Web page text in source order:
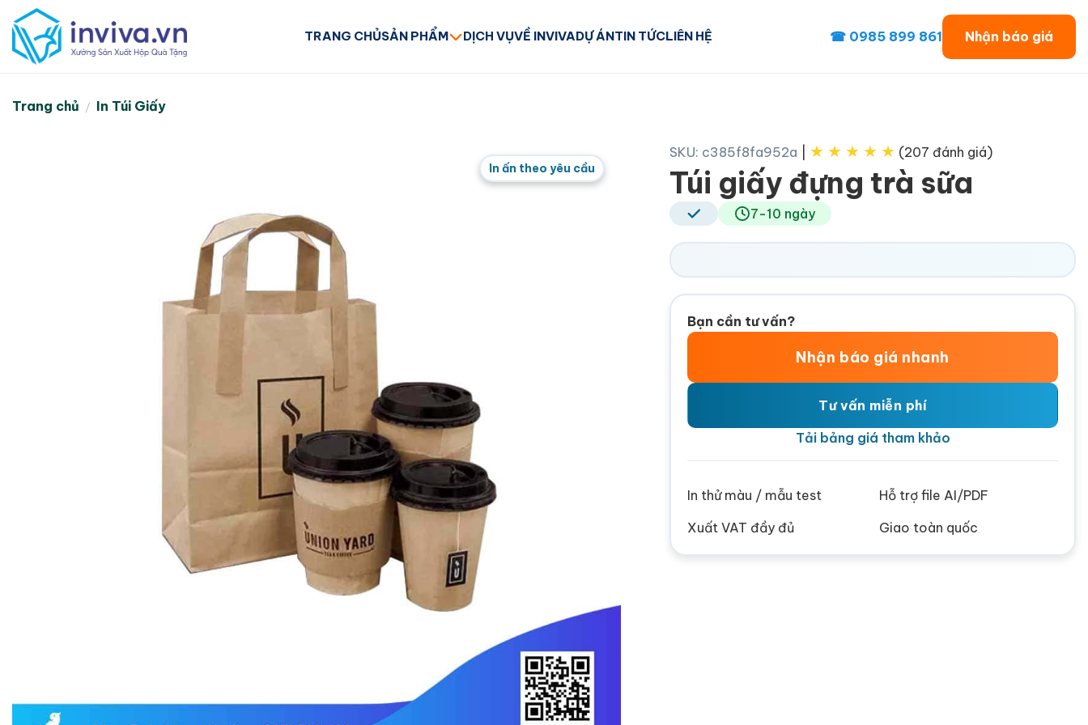
to
content
TRANG CHỦSẢN PHẨM DỊCH VỤVỀ INVIVADỰ ÁNTIN TỨCLIÊN HỆ ☎ 0985 899 861 Nhận báo giá
Trang chủ / In Túi Giấy
In ấn theo yêu cầu
SKU: c385f8fa952a ★ ★ ★ ★ ★ (207 đánh giá)
Túi giấy đựng trà sữa
7-10 ngày
Bạn cần tư vấn?
Nhận báo giá nhanh
Tư vấn miễn phí
Tải bảng giá tham khảo
In thử màu / mẫu test
Hỗ trợ file AI/PDF
Xuất VAT đầy đủ
Giao toàn quốc